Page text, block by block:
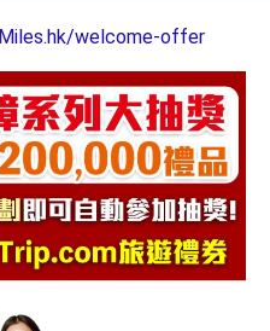
welcome-offer